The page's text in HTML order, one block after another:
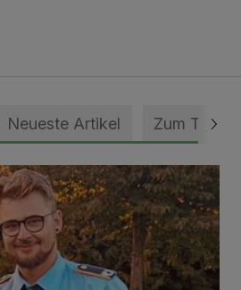
Neueste Artikel Zum Thema
leben